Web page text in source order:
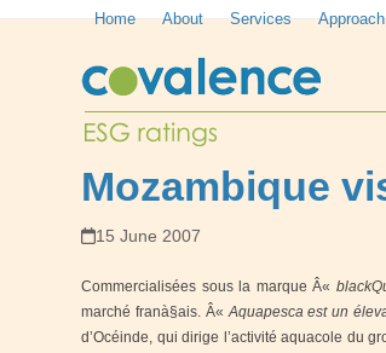
Home About Services Approach
Mozambique
15 June 2007
Commercialisées sous la marque Â«
marché franà§ais. Â«Aquapesca est un
d’Océinde, qui dirige l’activité aquacole du